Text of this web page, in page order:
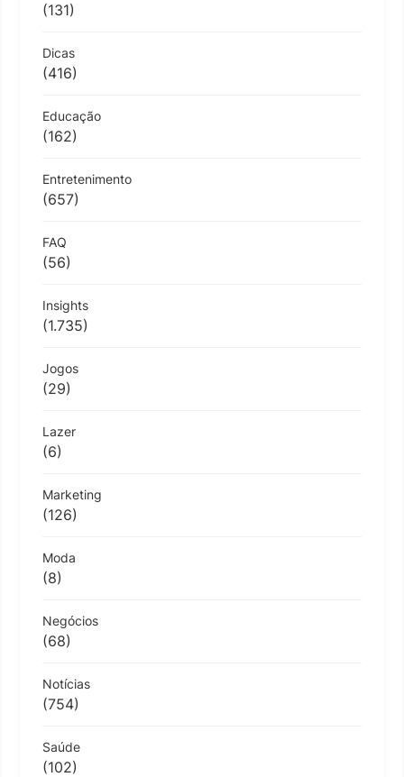
(131)
Dicas
(416)
Educação
(162)
Entretenimento
(657)
FAQ
(56)
Insights
(1.735)
Jogos
(29)
Lazer
(6)
Marketing
(126)
Moda
(8)
Negócios
(68)
Notícias
(754)
Saúde
(102)